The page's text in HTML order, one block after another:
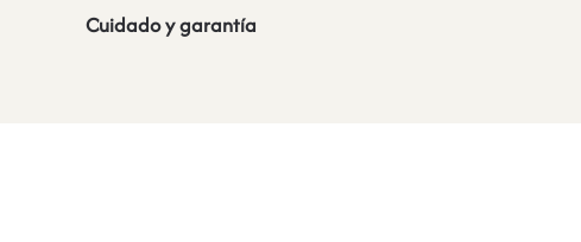
Cuidado y garantía